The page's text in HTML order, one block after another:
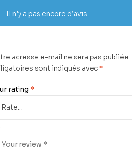
Il n’y a pas encore d’avis.
adresse e-mail ne sera pas publiée.
sont indiqués avec*
rating *